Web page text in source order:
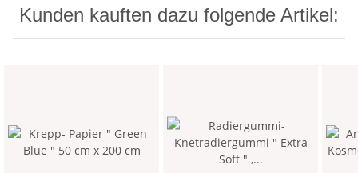
Kunden kauften dazu folgende Artikel: